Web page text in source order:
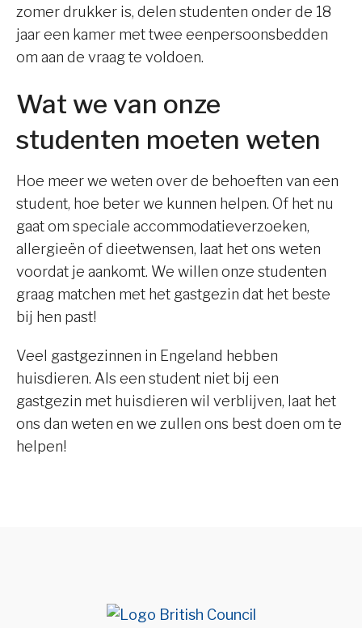
zomer drukker is, delen studenten onder de 18
jaar een kamer met twee eenpersoonsbedden
om aan de vraag te voldoen.
Wat we van onze
studenten moeten weten
Hoe meer we weten over de behoeften van een
student, hoe beter we kunnen helpen. Of het nu
gaat om speciale accommodatieverzoeken,
allergieën of dieetwensen, laat het ons weten
voordat je aankomt. We willen onze studenten
graag matchen met het gastgezin dat het beste
bij hen past!
Veel gastgezinnen in Engeland hebben
huisdieren. Als een student niet bij een
gastgezin met huisdieren wil verblijven, laat het
ons dan weten en we zullen ons best doen om te
helpen!